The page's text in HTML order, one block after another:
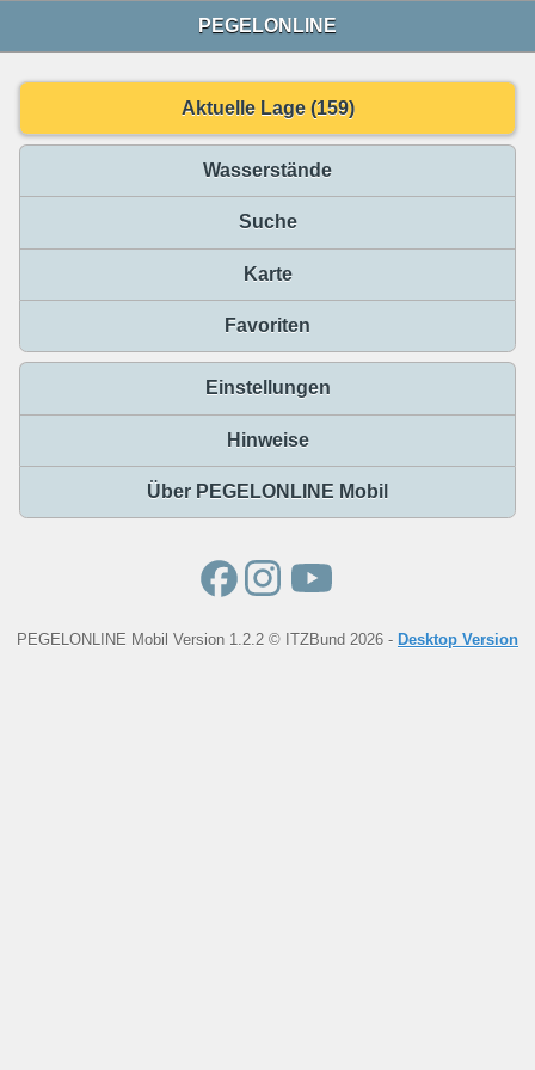
PEGELONLINE
Aktuelle Lage (159)
Wasserstände
Suche
Karte
Favoriten
Einstellungen
Hinweise
Über PEGELONLINE Mobil
PEGELONLINE Mobil Version 1.2.2 © ITZBund 2026 - Desktop Version